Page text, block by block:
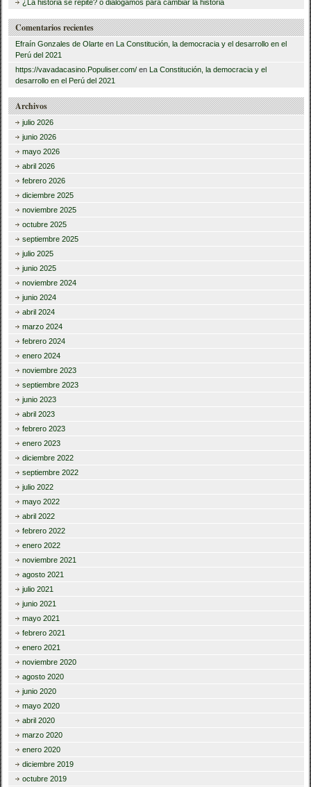
¿La historia se repite? o dialogamos para cambiar la historia
Comentarios recientes
Efraín Gonzales de Olarte en La Constitución, la democracia y el desarrollo en el
Perú del 2021
https://vavadacasino.Populiser.com/ en La Constitución, la democracia y el
desarrollo en el Perú del 2021
Archivos
julio 2026
junio 2026
mayo 2026
abril 2026
febrero 2026
diciembre 2025
noviembre 2025
octubre 2025
septiembre 2025
julio 2025
junio 2025
noviembre 2024
junio 2024
abril 2024
marzo 2024
febrero 2024
enero 2024
noviembre 2023
septiembre 2023
junio 2023
abril 2023
febrero 2023
enero 2023
diciembre 2022
septiembre 2022
julio 2022
mayo 2022
abril 2022
febrero 2022
enero 2022
noviembre 2021
agosto 2021
julio 2021
junio 2021
mayo 2021
febrero 2021
enero 2021
noviembre 2020
agosto 2020
junio 2020
mayo 2020
abril 2020
marzo 2020
enero 2020
diciembre 2019
octubre 2019